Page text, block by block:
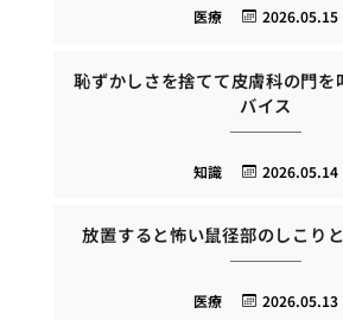
2026.05.15
医療
恥ずかしさを捨てて皮膚科の門を
バイス
2026.05.14
知識
放置すると怖い鼠径部のしこり
2026.05.13
医療